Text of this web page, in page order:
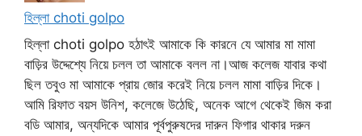
হিল্লা choti golpo
হিল্লা choti golpo হঠাৎই আমাকে কি কারনে যে আমার মা মামা
বাড়ির উদ্দেশ্যে নিয়ে চলল তা আমাকে বলল না।আজ কলেজ যাবার কথা
ছিল তবুও মা আমাকে প্রায় জোর করেই নিয়ে চলল মামা বাড়ির দিকে।
আমি রিফাত বয়স উনিশ, কলেজে উঠেছি, অনেক আগে থেকেই জিম করা
বডি আমার, অন্যদিকে আমার পূর্বপুরুষদের দারুন ফিগার থাকার দরুন